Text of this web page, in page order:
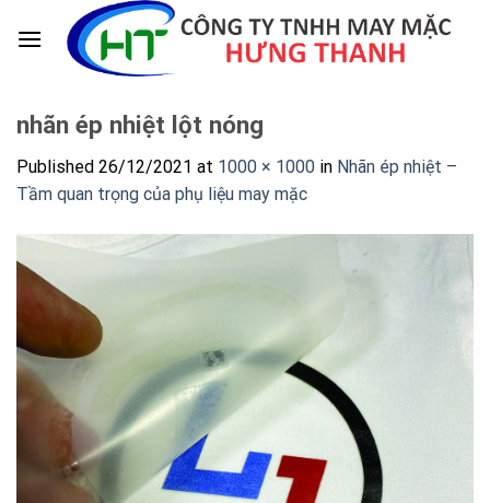
nhãn ép nhiệt lột nóng
Published 26/12/2021 at 1000 × 1000 in Nhãn ép nhiệt –
Tầm quan trọng của phụ liệu may mặc